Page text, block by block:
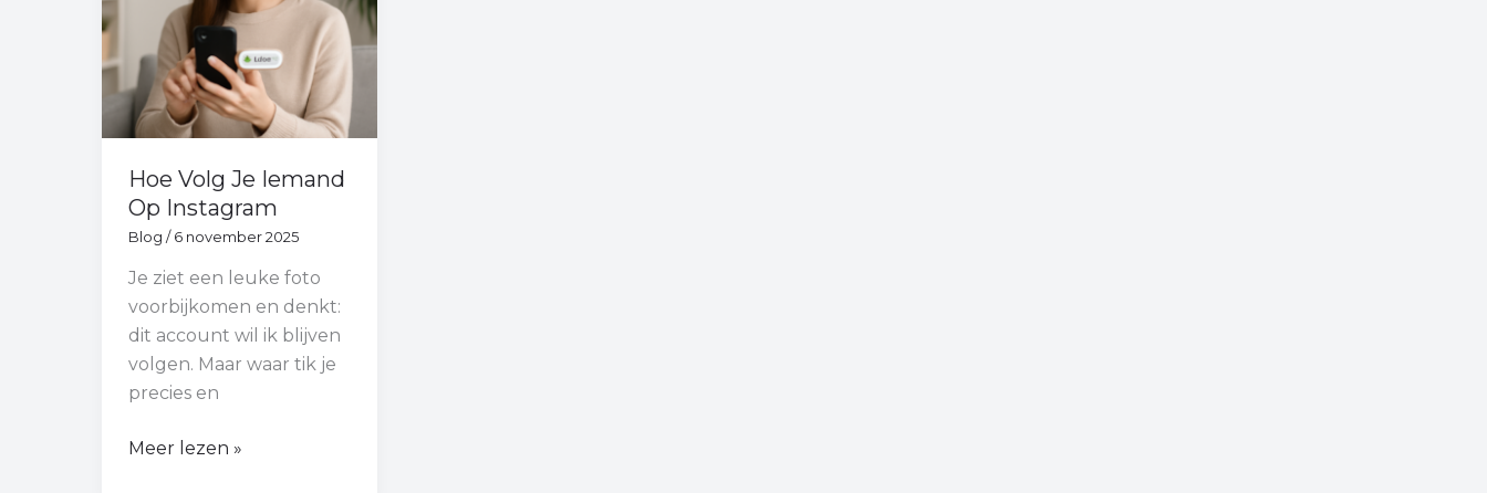
Hoe Volg Je Iemand
Op Instagram
Blog /6 november 2025
Je ziet een leuke foto
voorbijkomen en denkt:
dit account wil ik blijven
volgen. Maar waar tik je
precies en
Instagram
Meer lezen »